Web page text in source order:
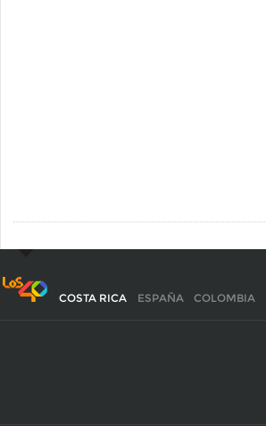
COSTA RICA ESPAÑA COLOMBIA